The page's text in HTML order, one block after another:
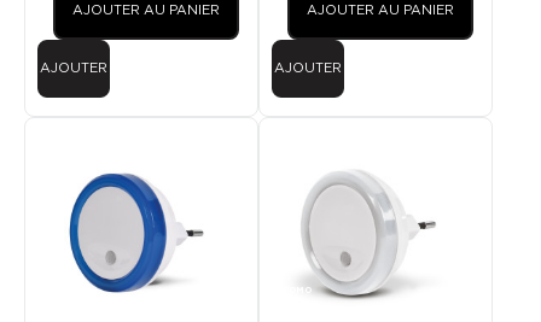
AJOUTER AU PANIER
AJOUTER
AJOUTER AU PANIER
AJOUTER
PROMO